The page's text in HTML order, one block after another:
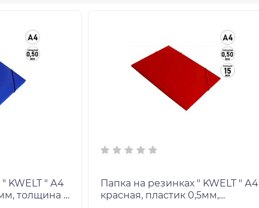
KWELT " А4
толщина -
Папка на резинках " KWELT " А4
красная, пластик 0,5мм,